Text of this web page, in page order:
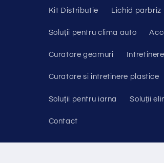
Kit Distributie Lichid parbriz
Soluții pentru clima auto
Curatare geamuri
Curatare si intretinere plastice
Soluții pentru iarna Soluții
Contact